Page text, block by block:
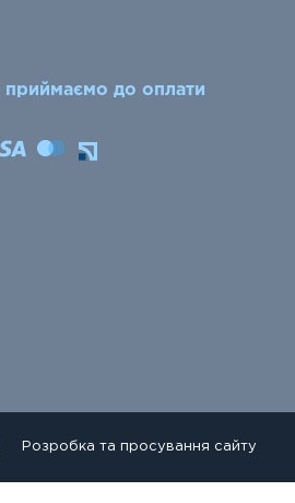
приймаємо до оплати
Розробка та просування сайту